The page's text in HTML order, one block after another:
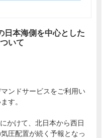
日本海側を中心とした
いて
ンドサービスをご利用い
す。
かけて、北日本から西日
圧配置が続く予報となっ